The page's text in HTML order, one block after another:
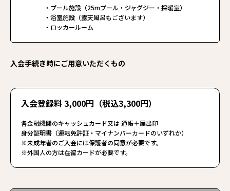
・プール施設（25mプール・ジャグジー・採暖室）
・浴室施設（露天風呂もございます）
・ロッカールーム
入会手続き時にご用意いただくもの
入会登録料 3,000円（税込3,300円）
各金融機関のキャッシュカード又は 通帳＋届出印
身分証明書（運転免許証・マイナンバーカードのいずれか）
※未成年者のご入会には保護者の同意が必要です。
※外国人の方は在留カードが必要です。